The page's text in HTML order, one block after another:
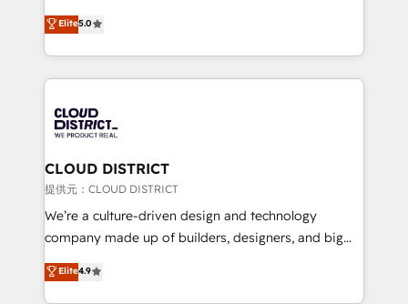
Inbound Campaign of the Year 🏆 Gold AVA Digital
Award for Best Website 🌟 Accreditations: CRM
expertise across Latin America and Southern
Europe, with teams across 7 countries. Born in Chile,
we combine local insight with international reach to
help businesses grow through technology, creativity,
500+ HubSpot implementations, building end-to-
end solutions that integrate CRM, AI automation,
inbound and loop marketing, content, and digital
creativity. Our multicultural team works in Spanish,
Portuguese, and English to design scalable strategies
that drive measurable growth. 🌎 Highlights: • 10+
Platform Migration Excellence. • Top 3 Partner of the
Year LATAM 2022, 2023, 2024, 2025. • Partner of the
Elite5.0
CLOUD DISTRICT
提供元：CLOUD DISTRICT
We’re a culture-driven design and technology
company made up of builders, designers, and big
thinkers. We blend strategy, design, and
development—always fueled by curiosity—to turn
Elite4.9